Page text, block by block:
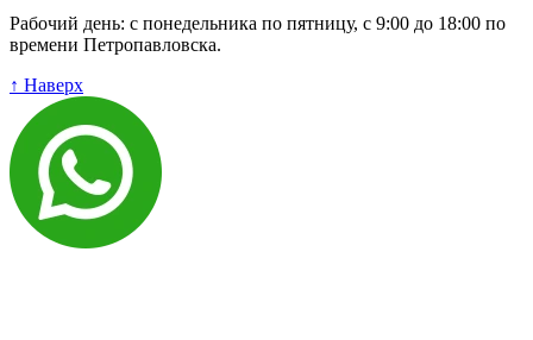
Рабочий день: с понедельника по пятницу, с 9:00 до 18:00 по
времени Петропавловска.
↑ Наверх